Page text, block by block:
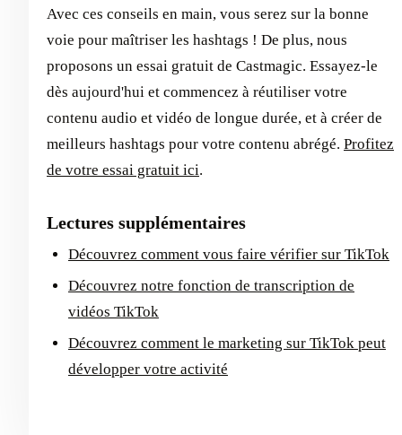
Avec ces conseils en main, vous serez sur la bonne
voie pour maîtriser les hashtags ! De plus, nous
proposons un essai gratuit de Castmagic. Essayez-le
dès aujourd'hui et commencez à réutiliser votre
contenu audio et vidéo de longue durée, et à créer de
meilleurs hashtags pour votre contenu abrégé. Profitez
de votre essai gratuit ici.
Lectures supplémentaires
Découvrez comment vous faire vérifier sur TikTok
Découvrez notre fonction de transcription de
vidéos TikTok
Découvrez comment le marketing sur TikTok peut
développer votre activité